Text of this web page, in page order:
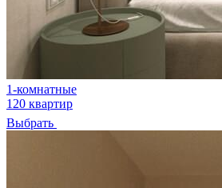
1-комнатные
120 квартир
Выбрать